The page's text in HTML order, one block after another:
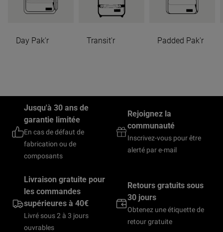
Day Pak'r Transit'r Padded Pak'r
Jusqu'à 30 ans de
garantie limitée
En cas de défaut de
fabrication ou de
composants
Rejoignez la
communauté
Inscrivez-vous pour être
alerté par e-mail
Livraison gratuite pour
les commandes
supérieures à 40€
Livré sous 2 à 3 jours
ouvrables
Retours gratuits sous
30 jours
Obtenez une étiquette de
retour gratuite